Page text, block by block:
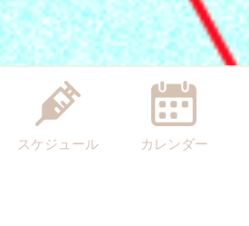
スケジュール カレンダー